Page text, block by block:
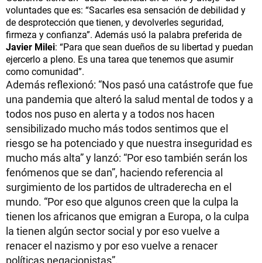
voluntades que es: “Sacarles esa sensación de debilidad y
de desprotección que tienen, y devolverles seguridad,
firmeza y confianza”. Además usó la palabra preferida de
Javier Milei: “Para que sean dueños de su libertad y puedan
ejercerlo a pleno. Es una tarea que tenemos que asumir
como comunidad”.
Además reflexionó: “Nos pasó una catástrofe que fue
una pandemia que alteró la salud mental de todos y a
todos nos puso en alerta y a todos nos hacen
sensibilizado mucho más todos sentimos que el
riesgo se ha potenciado y que nuestra inseguridad es
mucho más alta” y lanzó: “Por eso también serán los
fenómenos que se dan”, haciendo referencia al
surgimiento de los partidos de ultraderecha en el
mundo. “Por eso que algunos creen que la culpa la
tienen los africanos que emigran a Europa, o la culpa
la tienen algún sector social y por eso vuelve a
renacer el nazismo y por eso vuelve a renacer
políticas negacionistas”.